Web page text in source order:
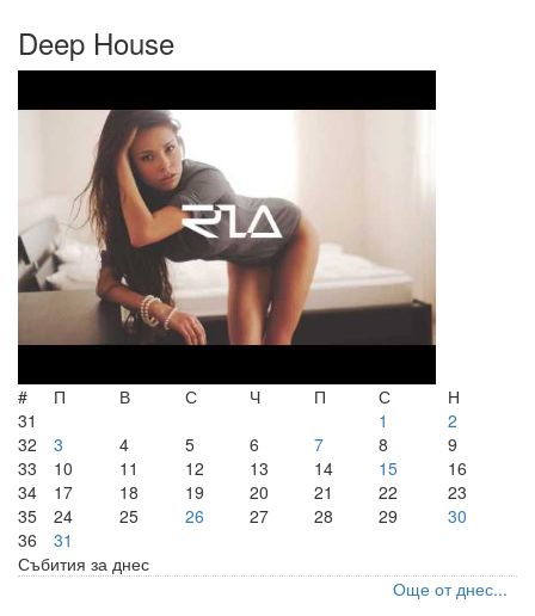
Deep House
# П В С Ч П С
Н
31
1
2
32
3 4 5 6 7 8
9
33
10 11 12 13 14 15
16
34
17 18 19 20 21 22
23
35
24 25 26 27 28 29
30
36
31
Събития за днес
Още от днес...